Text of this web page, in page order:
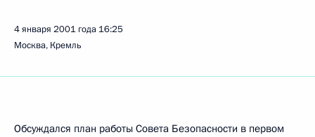
4 января 2001 года 16:25
Москва, Кремль
Обсуждался план работы Совета Безопасности в первом